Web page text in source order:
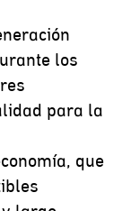
los
para la
que